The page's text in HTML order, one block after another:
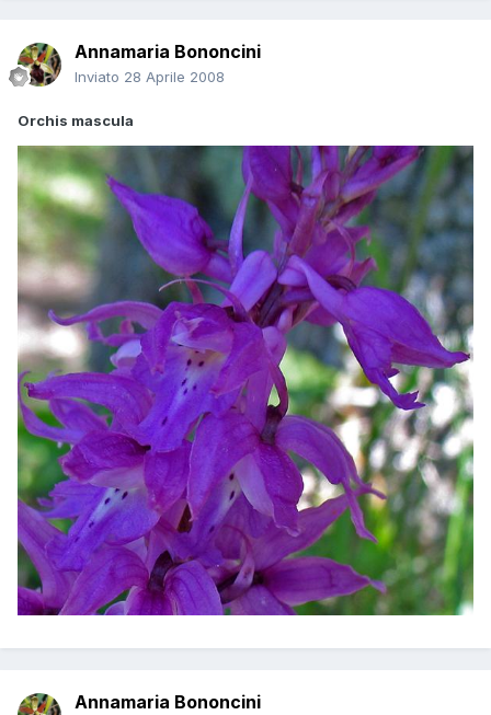
Annamaria Bononcini
Inviato 28 Aprile 2008
Orchis mascula
Annamaria Bononcini